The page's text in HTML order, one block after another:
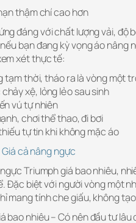
thậm chí cao hơn
đáng với chất lượng vải, độ
bạn đang kỳ vọng áo
xét thực tế:
tạm thời, tháo ra là vòng một
xệ, lỏng lẻo sau sinh
vú tự nhiên
chơi thể thao, đi bơi
tự tin khi không mặc áo
Giá cả nâng ngực
Triumph giá bao nhiêu,
Đặc biệt với người vòng một
mang tính che giấu, không
bao nhiêu – Có nên đầu tư